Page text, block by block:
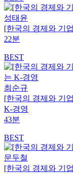
성태윤
[한국의 경제와 기
22분
BEST
최순규
[한국의 경제와 기
K-경영
43분
BEST
문두철
[한국의 경제와 기